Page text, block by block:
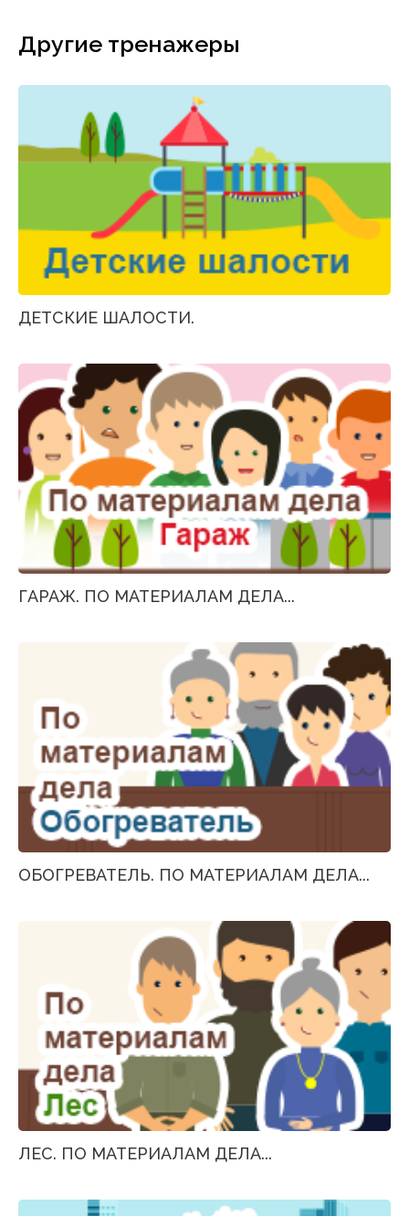
Другие тренажеры
ДЕТСКИЕ ШАЛОСТИ.
ГАРАЖ. ПО МАТЕРИАЛАМ ДЕЛА...
ОБОГРЕВАТЕЛЬ. ПО МАТЕРИАЛАМ ДЕЛА...
ЛЕС. ПО МАТЕРИАЛАМ ДЕЛА...